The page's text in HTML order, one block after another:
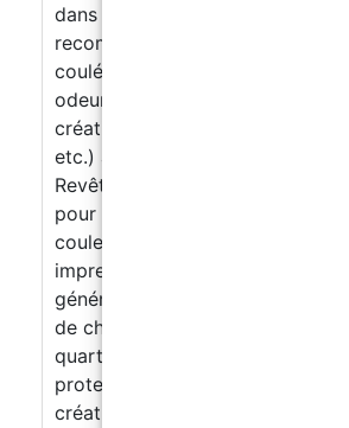
dans des moules ou des bijoux,
recommandons notre résine
coulée. Résine époxy sans
odeur. Applications : - Œuvres
création d'objets d'art (peintures,
etc.) avec la technique de "l'art
Revêtement de surfaces, objets
pour donner profondeur et
couleur - Créer un effet 3D sur
impressions, les photos et les
général - Les sols et murs
de charges (éléments décoratifs,
quartz, etc.) - Création d'une
protectrice parfaitement
créations La formule "ART-PRO